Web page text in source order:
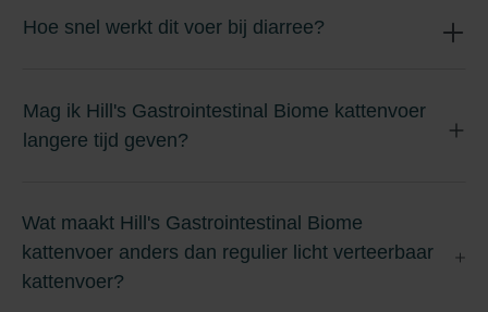
Hoe snel werkt dit voer bij diarree?
Mag ik Hill's Gastrointestinal Biome kattenvoer
langere tijd geven?
Wat maakt Hill's Gastrointestinal Biome
kattenvoer anders dan regulier licht verteerbaar
kattenvoer?